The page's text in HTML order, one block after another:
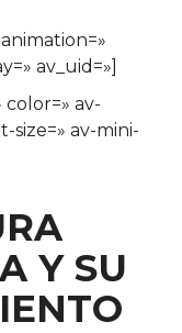
av_uid=»]
av-
size=» av-mini-
Y SU